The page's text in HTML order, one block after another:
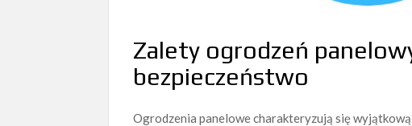
Zalety ogrodzeń
bezpieczeństwo
Ogrodzenia panelowe charakteryzują się wyjątkową